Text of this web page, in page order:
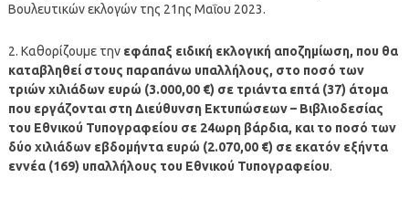
Βουλευτικών εκλογών της 21ης Μαΐου 2023.
2. Καθορίζουμε την εφάπαξ ειδική εκλογική αποζημίωση, που θα
καταβληθεί στους παραπάνω υπαλλήλους, στο ποσό των
τριών χιλιάδων ευρώ (3.000,00 €) σε τριάντα επτά (37) άτομα
που εργάζονται στη Διεύθυνση Εκτυπώσεων – Βιβλιοδεσίας
του Εθνικού Τυπογραφείου σε 24ωρη βάρδια, και το ποσό των
δύο χιλιάδων εβδομήντα ευρώ (2.070,00 €) σε εκατόν εξήντα
εννέα (169) υπαλλήλους του Εθνικού Τυπογραφείου.